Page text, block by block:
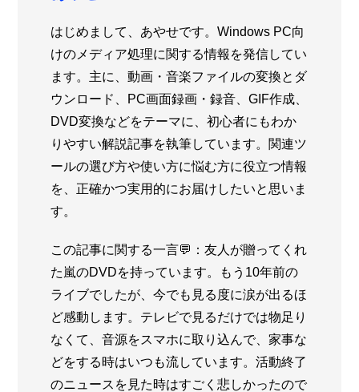
はじめまして、あやせです。Windows PC向
けのメディア処理に関する情報を発信してい
ます。主に、動画・音楽ファイルの変換とダ
ウンロード、PC画面録画・録音、GIF作成、
DVD変換などをテーマに、初心者にもわか
りやすい解説記事を執筆しています。関連ツ
ールの選び方や使い方に悩む方に役立つ情報
を、正確かつ実用的にお届けしたいと思いま
す。
この記事に関する一言💬：友人が贈ってくれ
た嵐のDVDを持っています。もう10年前の
ライブでしたが、今でも見る度に涙が出るほ
ど感動します。テレビで見るだけでは物足り
なくて、音源をスマホに取り込んで、家事な
どをする時はいつも流しています。活動終了
のニュースを見た時はすごく悲しかったので